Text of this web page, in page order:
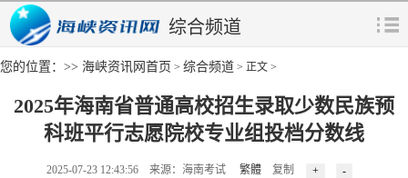
综合频道
您的位置：>> 海峡资讯网首页 > 综合频道 > 正文 >
2025年海南省普通高校招生录取少数民族预
科班平行志愿院校专业组投档分数线
2025-07-23 12:43:56 来源：海南考试 繁體 复制